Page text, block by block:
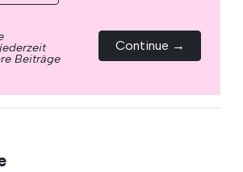
Beiträge
Continue →